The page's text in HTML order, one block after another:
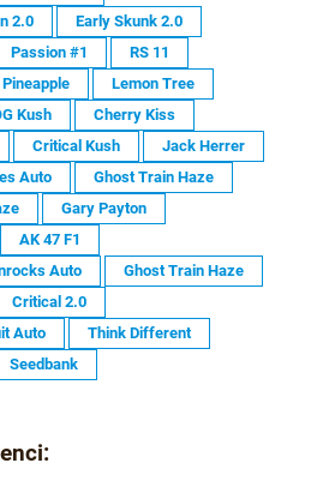
2.0
Early Skunk 2.0
Passion #1
RS 11
Pineapple
Lemon Tree
Kush
Cherry Kiss
Critical Kush
Jack Herrer
Auto
Ghost Train Haze
Gary Payton
AK 47 F1
Auto
Ghost Train Haze
Critical 2.0
Auto
Think Different
Seedbank